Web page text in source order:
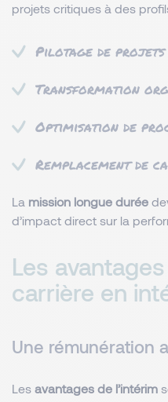
projets critiques à des
Pilotage de projets
Transformation
Optimisation de
Remplacement de
La mission longue durée
d’impact direct sur la
Les
carrière en
Une rémunération
Les avantages de l’intérim